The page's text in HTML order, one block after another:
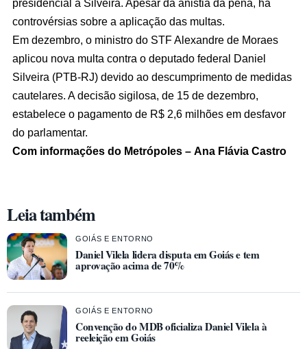
presidencial a Silveira. Apesar da anistia da pena, há
controvérsias sobre a aplicação das multas.
Em dezembro, o ministro do STF Alexandre de Moraes
aplicou nova multa contra o deputado federal Daniel
Silveira (PTB-RJ) devido ao descumprimento de medidas
cautelares. A decisão sigilosa, de 15 de dezembro,
estabelece o pagamento de R$ 2,6 milhões em desfavor
do parlamentar.
Com informações do Metrópoles – Ana Flávia Castro
Leia também
GOIÁS E ENTORNO
Daniel Vilela lidera disputa em Goiás e tem
aprovação acima de 70%
GOIÁS E ENTORNO
Convenção do MDB oficializa Daniel Vilela à
reeleição em Goiás